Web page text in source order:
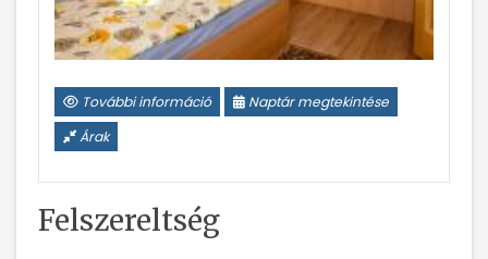
További információ
Naptár megtekintése
Árak
Felszereltség